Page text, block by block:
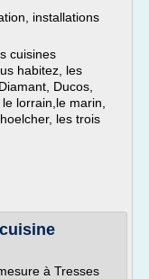
installations
cuisines
habitez, les
Ducos,
lorrain,le marin,
les trois
à Tresses